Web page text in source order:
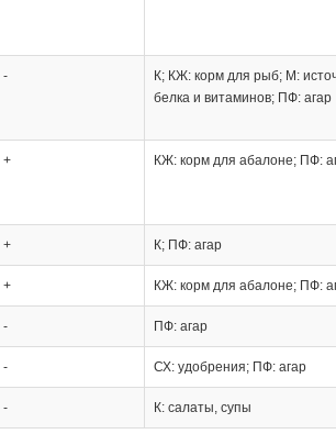
-
К; КЖ: корм для рыб; М:
белка и витаминов; ПФ: агар
+ КЖ: корм для абалоне; ПФ:
+ К; ПФ: агар
+ КЖ: корм для абалоне; ПФ:
- ПФ: агар
- СХ: удобрения; ПФ: агар
- К: салаты, супы